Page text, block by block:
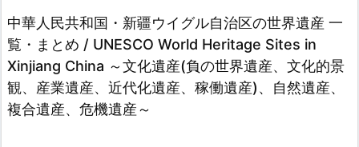
中華人民共和国・新疆ウイグル自治区の世界遺産 一
覧・まとめ / UNESCO World Heritage Sites in
Xinjiang China ～文化遺産(負の世界遺産、文化的景
観、産業遺産、近代化遺産、稼働遺産)、自然遺産、
複合遺産、危機遺産～